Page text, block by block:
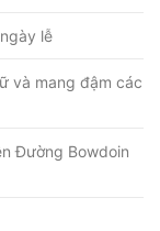
lễ
và mang đậm các
Đường Bowdoin